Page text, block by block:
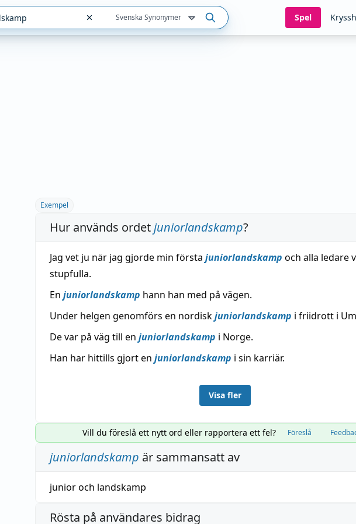
Svenska Synonymer Spel
Exempel
Hur används ordetjuniorlandskamp?
Jag vet ju när jag gjorde min första juniorlandskamp och alla ledare
stupfulla.
En juniorlandskamp hann han med på vägen.
Under helgen genomförs en nordiskjuniorlandskamp i friidrott i
De var på väg till en juniorlandskamp i Norge.
Han har hittills gjort en juniorlandskamp i sin karriär.
Visa fler
Vill du föreslå ett nytt ord eller rapportera ett fel? Föreslå
juniorlandskamp är sammansatt av
junioroch landskamp
Rösta på användares bidrag